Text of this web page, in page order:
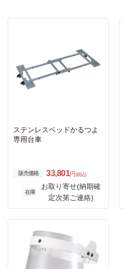
ステンレスベッドかるつよ
専用台車
販売価格 33,801円 (税込)
在庫
お取り寄せ(納期確
定次第ご連絡)